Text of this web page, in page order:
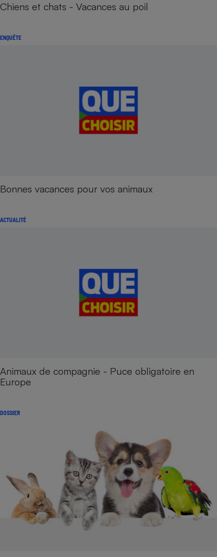
Chiens et chats - Vacances au poil
ENQUÊTE
Bonnes vacances pour vos animaux
ACTUALITÉ
Animaux de compagnie - Puce obligatoire en
Europe
DOSSIER